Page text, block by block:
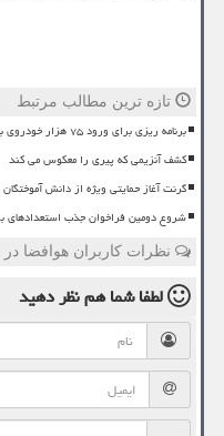
تازه ترین مطالب مرتبط
برنامه ریزی برای ورود ۷۵ هزار خودروی به کشور
کشف آنزیمی که پیری را معکوس می کند
گرنت آغاز حمایتی ویژه از دانش آموختگان ایرانی ۲۰۰
شروع دومین فراخوان جذب
نظرات کاربران هوافضا
لطفا شما همنظر دهید